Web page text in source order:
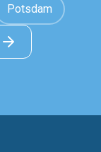
Potsdam